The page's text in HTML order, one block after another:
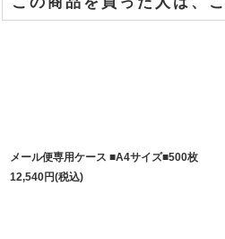
メール便専用ケース ■A4サイズ■500枚
12,540円(税込)